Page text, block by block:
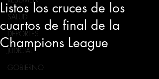
SALUD
DEPORTES
JUDICIAL
GOBIERNO
Listos los cruces de los
cuartos de final de la
Champions League